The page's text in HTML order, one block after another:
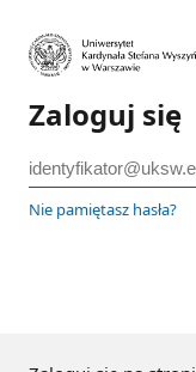
Zaloguj się
Nie pamiętasz hasła?